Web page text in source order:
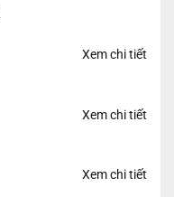
Xem chi tiết
Xem chi tiết
Xem chi tiết